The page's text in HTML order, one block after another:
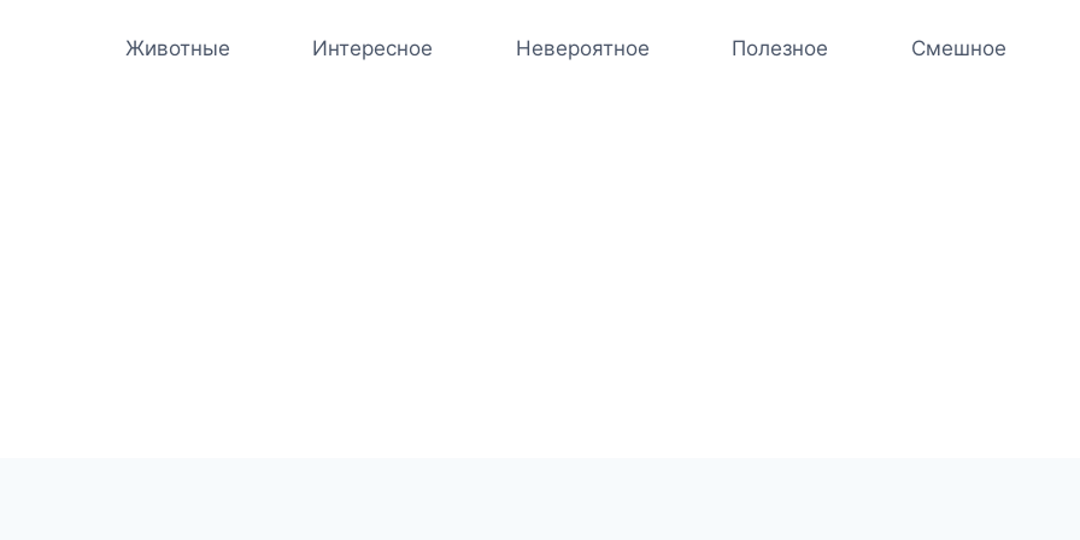
Животные Интересное Невероятное Полезное Смешное